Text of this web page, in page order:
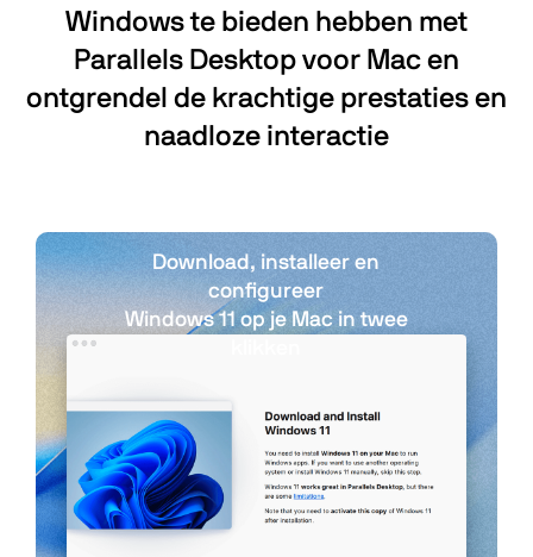
Windows te bieden hebben met
Parallels Desktop voor Mac en
ontgrendel de krachtige prestaties en
naadloze interactie
Download, installeer en
configureer
Windows 11 op je Mac in twee